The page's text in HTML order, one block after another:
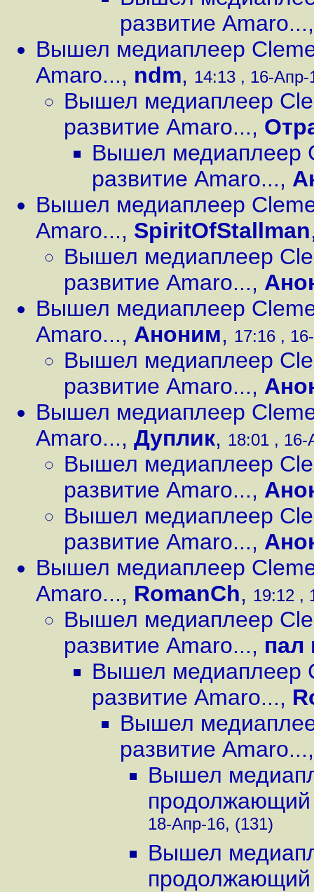
развитие Amaro...
Вышел медиаплеер
Amaro..., ndm, 14:13 , 16-Апр-
Вышел медиаплеер
развитие Amaro...,
Вышел медиаплеер
развитие Amaro...,
Вышел медиаплеер
Amaro..., SpiritOfStallman
Вышел медиаплеер
развитие Amaro...,
Вышел медиаплеер
Amaro..., Аноним, 17:16 ,
Вышел медиаплеер
развитие Amaro...,
Вышел медиаплеер
Amaro..., Дуплик, 18:01 , 16-
Вышел медиаплеер
развитие Amaro...,
Вышел медиаплеер
развитие Amaro...,
Вышел медиаплеер
Amaro..., RomanCh, 19:12 ,
Вышел медиаплеер
развитие Amaro..., пал
Вышел медиаплеер
развитие Amaro...,
Вышел
развитие Amaro...
Вышел
продолжающий
18-Апр-16, (131)
Вышел
продолжающий